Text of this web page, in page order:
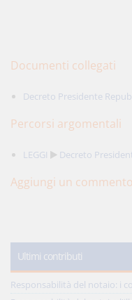
Documenti collegati
Decreto Presidente
Percorsi argomentali
LEGGI Decreto
Aggiungi un commento
Ultimi contributi
Responsabilità del notaio: i